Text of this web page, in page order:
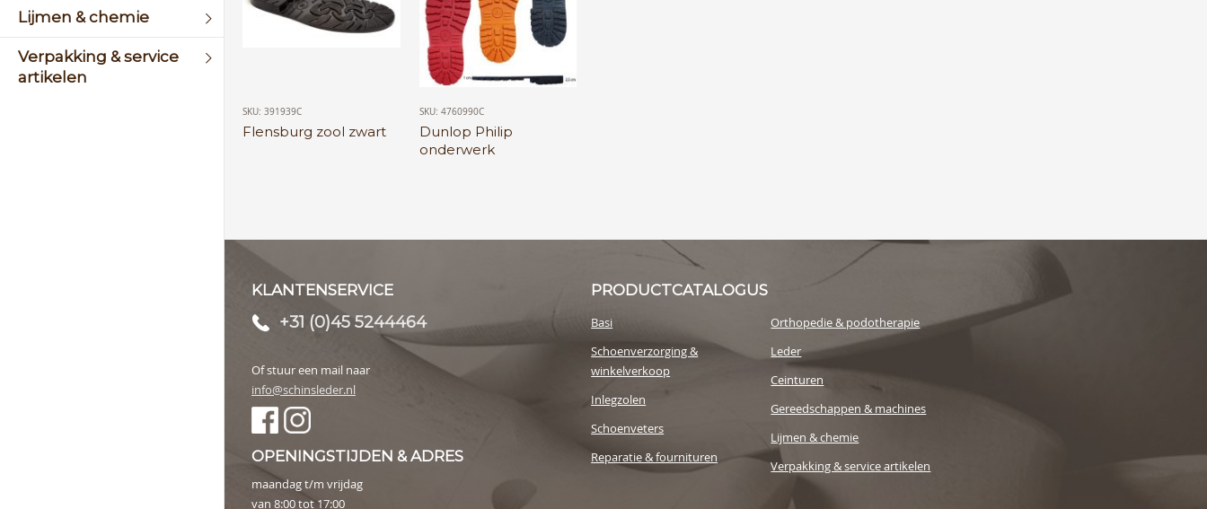
Lijmen & chemie
Verpakking & service
artikelen
SKU: 391939C
Flensburg zool zwart
SKU: 4760990C
Dunlop Philip
onderwerk
KLANTENSERVICE
+31 (0)45 5244464
Of stuur een mail naar
info@schinsleder.nl
OPENINGSTIJDEN & ADRES
maandag t/m vrijdag
van 8:00 tot 17:00
PRODUCTCATALOGUS
Basi
Schoenverzorging &
winkelverkoop
Inlegzolen
Schoenveters
Reparatie & fournituren
Orthopedie & podotherapie
Leder
Ceinturen
Gereedschappen & machines
Lijmen & chemie
Verpakking & service artikelen